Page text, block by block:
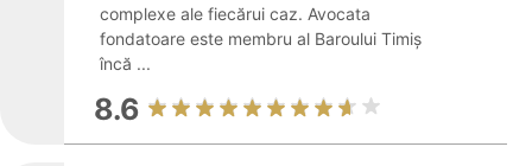
complexe ale fiecărui caz. Avocata
fondatoare este membru al Baroului Timiș
încă ...
8.6